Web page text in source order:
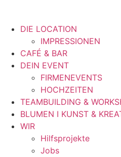
DIE LOCATION
IMPRESSIONEN
CAFÉ & BAR
DEIN EVENT
FIRMENEVENTS
HOCHZEITEN
TEAMBUILDING &
BLUMEN I KUNST &
WIR
Hilfsprojekte
Jobs